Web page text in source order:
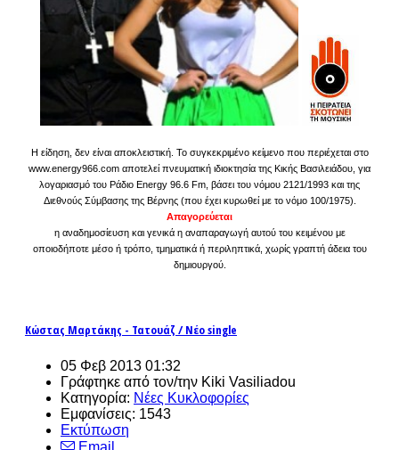
Η είδηση, δεν είναι αποκλειστική. Το συγκεκριμένο κείμενο που περιέχεται στο
www.energy966.com αποτελεί πνευματική ιδιοκτησία της Κικής Βασιλειάδου, για
λογαριασμό του Ράδιο Energy 96.6 Fm, βάσει του νόμου 2121/1993 και της
Διεθνούς Σύμβασης της Βέρνης (που έχει κυρωθεί με το νόμο 100/1975).
Απαγορεύεται
η αναδημοσίευση και γενικά η αναπαραγωγή αυτού του κειμένου με
οποιοδήποτε μέσο ή τρόπο, τμηματικά ή περιληπτικά, χωρίς γραπτή άδεια του
δημιουργού.
Κώστας Μαρτάκης - Τατουάζ / Νέο single
05 Φεβ 2013 01:32
Γράφτηκε από τον/την Kiki Vasiliadou
Κατηγορία: Νέες Κυκλοφορίες
Εμφανίσεις: 1543
Εκτύπωση
Email